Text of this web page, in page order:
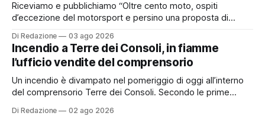
Riceviamo e pubblichiamo “Oltre cento moto, ospiti
d’eccezione del motorsport e persino una proposta di
organizzato da TBM a Monterosi, un evento che ha
superato le aspettative degli organizzatori richiamando
appassionati delle due ruote da tutto il Lazio e dalle regioni
limitrofe. Per
Di Redazione 03 ago 2026
Incendio a Terre dei Consoli, in fiamme
l’ufficio vendite del comprensorio
Un incendio è divampato nel pomeriggio di oggi all’interno
del comprensorio Terre dei Consoli. Secondo le prime
struttura adibita a ufficio vendite. Sul posto sono intervenuti
Di Redazione 02 ago 2026